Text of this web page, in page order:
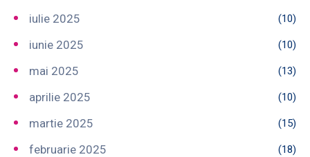
iulie 2025 (10)
iunie 2025 (10)
mai 2025 (13)
aprilie 2025 (10)
martie 2025 (15)
februarie 2025 (18)